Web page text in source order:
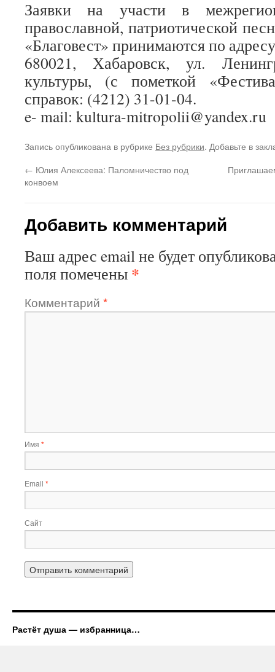
Заявки на участи в
православной, патриотической
«Благовест» принимаются по
680021, Хабаровск, ул.
культуры, (с пометкой
справок: (4212) 31-01-04.
e- mail: kultura-mitropolii@yandex.ru
Запись опубликована в рубрике Без рубрики. Добавьте в
← Юлия Алексеева: Паломничество под
конвоем
Добавить комментарий
Ваш адрес email не будет
поля помечены *
Комментарий *
Имя *
Email *
Сайт
Растёт душа — избранница…